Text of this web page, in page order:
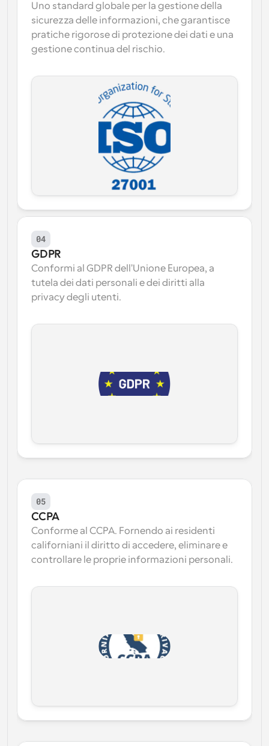
Uno standard globale per la gestione della
sicurezza delle informazioni, che garantisce
pratiche rigorose di protezione dei dati e una
gestione continua del rischio.
04
GDPR
Conformi al GDPR dell'Unione Europea, a
tutela dei dati personali e dei diritti alla
privacy degli utenti.
05
CCPA
Conforme al CCPA. Fornendo ai residenti
californiani il diritto di accedere, eliminare e
controllare le proprie informazioni personali.